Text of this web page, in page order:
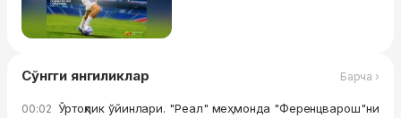
Сўнгги янгиликлар Барча ›
00:02 Ўртоқлик ўйинлари. "Реал" меҳмонда "Ференцварош"ни